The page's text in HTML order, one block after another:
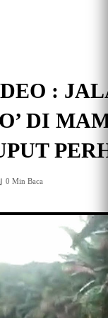
:
DI
0 Min Baca